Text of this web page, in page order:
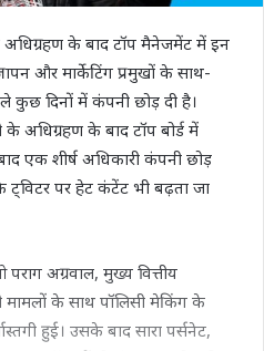
के बाद टॉप मैनेजमेंट में इन
और मार्केटिंग प्रमुखों के साथ-
कुछ दिनों में कंपनी छोड़ दी है।
के बाद टॉप बोर्ड में
एक शीर्ष अधिकारी कंपनी छोड़
ट्विटर पर हेट कंटेंट भी बढ़ता जा
अग्रवाल, मुख्य वित्तीय
के साथ पॉलिसी मेकिंग के
हुई। उसके बाद सारा पर्सनेट,